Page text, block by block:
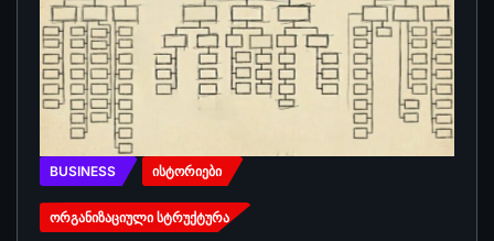
BUSINESS ᲘᲡᲢᲝᲠᲘᲔᲑᲘ
ᲝᲠᲒᲐᲜᲘᲖᲐᲪᲘᲣᲚᲘ ᲡᲢᲠᲣᲥᲢᲣᲠᲐ